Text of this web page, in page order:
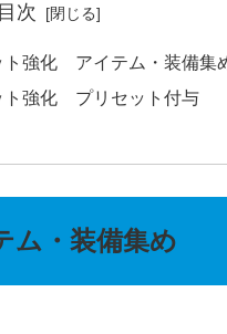
目次
ト強化 アイテム・装備集
ト強化 プリセット付与
・装備集め